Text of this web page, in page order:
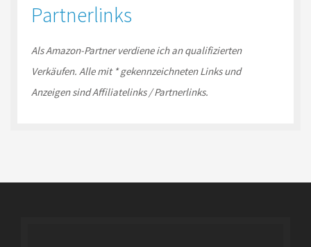
Partnerlinks
Als Amazon-Partnerverdiene ich an qualifizierten
Verkäufen. Alle mit * gekennzeichneten Links und
Anzeigen sind Affiliatelinks / Partnerlinks.